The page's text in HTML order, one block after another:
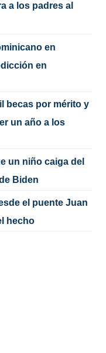
a los padres al
en
en
becas por mérito y
un año a los
un niño caiga del
Biden
el puente Juan
hecho